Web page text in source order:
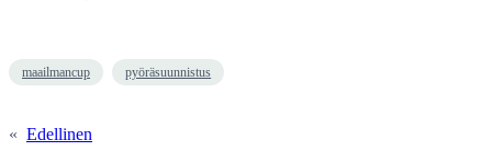
maailmancup pyöräsuunnistus
« Edellinen